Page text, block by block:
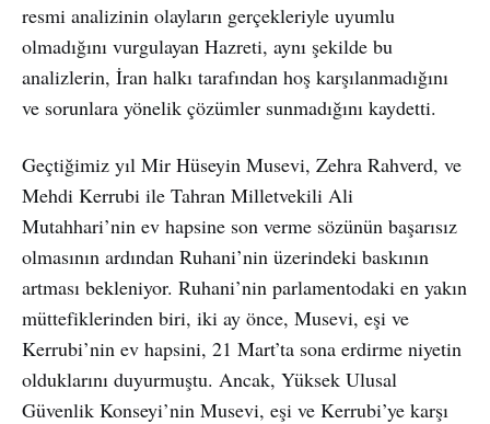
resmi analizinin olayların gerçekleriyle uyumlu
olmadığını vurgulayan Hazreti, aynı şekilde bu
analizlerin, İran halkı tarafından hoş karşılanmadığını
ve sorunlara yönelik çözümler sunmadığını kaydetti.
Geçtiğimiz yıl Mir Hüseyin Musevi, Zehra Rahverd, ve
Mehdi Kerrubi ile Tahran Milletvekili Ali
Mutahhari’nin ev hapsine son verme sözünün başarısız
olmasının ardından Ruhani’nin üzerindeki baskının
artması bekleniyor. Ruhani’nin parlamentodaki en yakın
müttefiklerinden biri, iki ay önce, Musevi, eşi ve
Kerrubi’nin ev hapsini, 21 Mart’ta sona erdirme niyetin
olduklarını duyurmuştu. Ancak, Yüksek Ulusal
Güvenlik Konseyi’nin Musevi, eşi ve Kerrubi’ye karşı